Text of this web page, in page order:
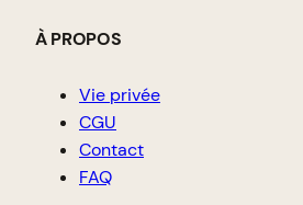
À PROPOS
Vie privée
CGU
Contact
FAQ